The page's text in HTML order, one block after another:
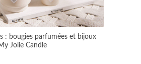
: bougies parfumées et bijoux
Jolie Candle